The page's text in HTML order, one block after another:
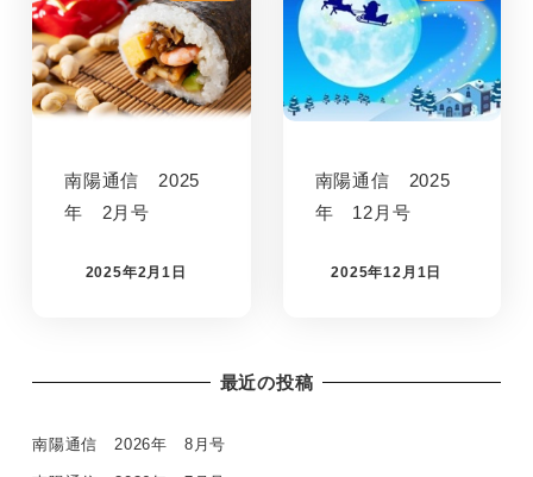
南陽通信 2025
年 2月号
2025年2月1日
南陽通信 2025
年 12月号
2025年12月1日
最近の投稿
南陽通信 2026年 8月号